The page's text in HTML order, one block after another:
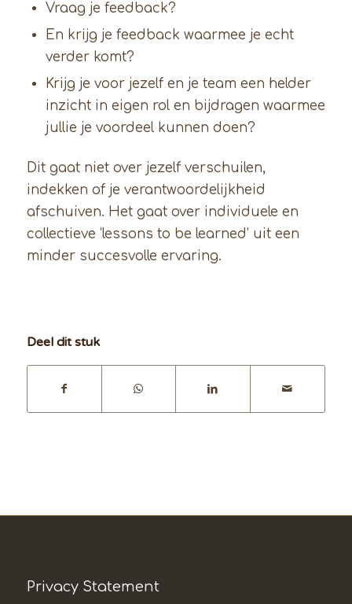
Vraag je feedback?
En krijg je feedback waarmee je echt
verder komt?
Krijg je voor jezelf en je team een helder
inzicht in eigen rol en bijdragen waarmee
jullie je voordeel kunnen doen?
Dit gaat niet over jezelf verschuilen,
indekken of je verantwoordelijkheid
afschuiven. Het gaat over individuele en
collectieve ‘lessons to be learned’ uit een
minder succesvolle ervaring.
Deel dit stuk
Privacy Statement